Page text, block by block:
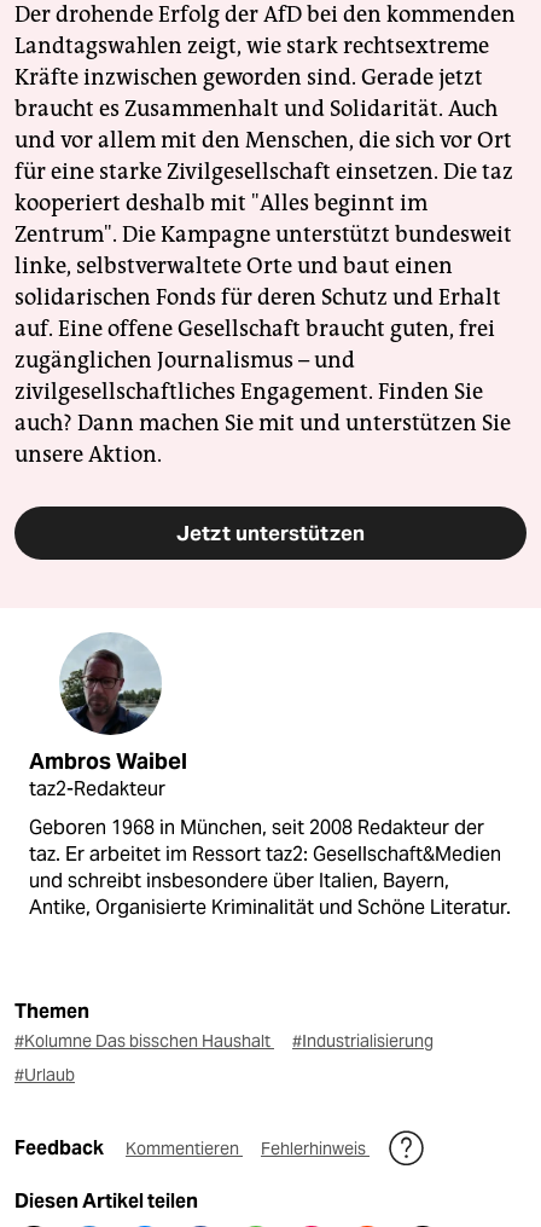
Der drohende Erfolg der AfD bei den kommenden
Landtagswahlen zeigt, wie stark rechtsextreme
Kräfte inzwischen geworden sind. Gerade jetzt
braucht es Zusammenhalt und Solidarität. Auch
und vor allem mit den Menschen, die sich vor Ort
für eine starke Zivilgesellschaft einsetzen. Die taz
kooperiert deshalb mit "Alles beginnt im
Zentrum". Die Kampagne unterstützt bundesweit
linke, selbstverwaltete Orte und baut einen
solidarischen Fonds für deren Schutz und Erhalt
auf. Eine offene Gesellschaft braucht guten, frei
zugänglichen Journalismus – und
zivilgesellschaftliches Engagement. Finden Sie
auch? Dann machen Sie mit und unterstützen Sie
unsere Aktion.
Jetzt unterstützen
Ambros Waibel
taz2-Redakteur
Geboren 1968 in München, seit 2008 Redakteur der
taz. Er arbeitet im Ressort taz2: Gesellschaft&Medien
und schreibt insbesondere über Italien, Bayern,
Antike, Organisierte Kriminalität und Schöne Literatur.
Themen
#Kolumne Das bisschen Haushalt
#Industrialisierung
#Urlaub
Feedback Kommentieren Fehlerhinweis
Diesen Artikel teilen